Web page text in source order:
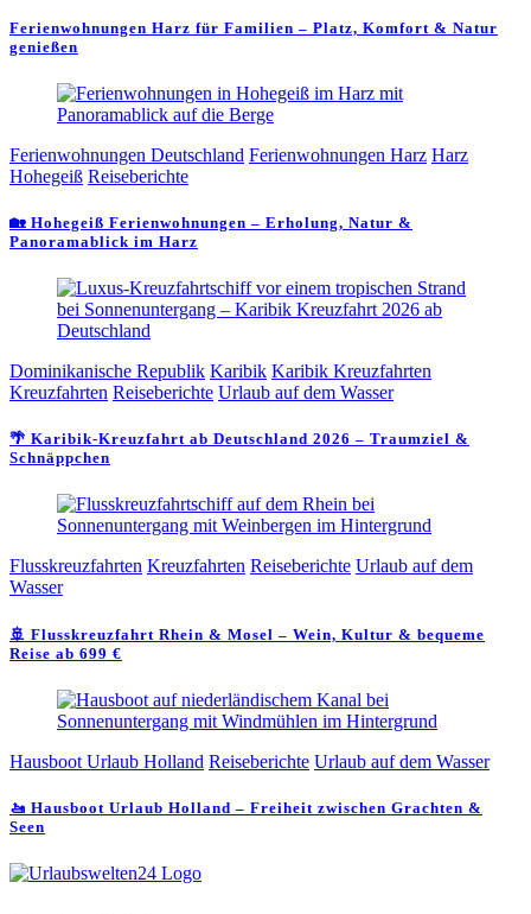
Ferienwohnungen Harz für Familien – Platz, Komfort & Natur
genießen
Ferienwohnungen Deutschland Ferienwohnungen Harz Harz
Hohegeiß Reiseberichte
🏡 Hohegeiß Ferienwohnungen – Erholung, Natur &
Panoramablick im Harz
Dominikanische Republik Karibik Karibik Kreuzfahrten
Kreuzfahrten Reiseberichte Urlaub auf dem Wasser
🌴 Karibik-Kreuzfahrt ab Deutschland 2026 – Traumziel &
Schnäppchen
Flusskreuzfahrten Kreuzfahrten Reiseberichte Urlaub auf dem
Wasser
🚢 Flusskreuzfahrt Rhein & Mosel – Wein, Kultur & bequeme
Reise ab 699 €
Hausboot Urlaub Holland Reiseberichte Urlaub auf dem Wasser
🚤 Hausboot Urlaub Holland – Freiheit zwischen Grachten &
Seen